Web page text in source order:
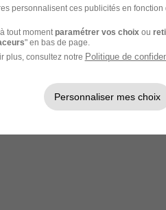
via le BTS Commerce
du recrutement : elle offre une
personnalisent ces publicités en
tout moment paramétrer vos choix ou
" en bas de page.
plus, consultez notre Politique de
Personnaliser mes choix